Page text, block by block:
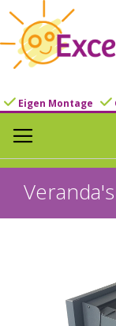
Eigen Montage
Ga
naar
inhoud
Veranda's